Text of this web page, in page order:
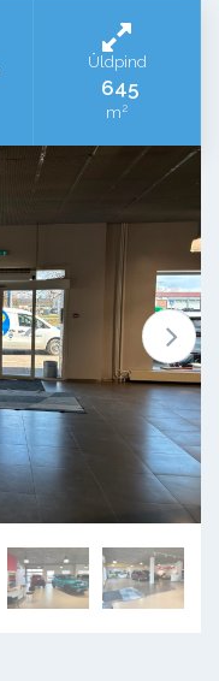
Üldpind
645
m2